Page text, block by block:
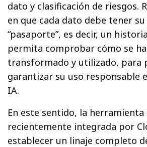
dato y clasificación de riesgos.
en que cada dato debe tener
“pasaporte”, es decir, un
permita comprobar cómo se
transformado y utilizado, para
garantizar su uso responsable
IA.
En este sentido, la herramienta
recientemente integrada por
establecer un linaje completo